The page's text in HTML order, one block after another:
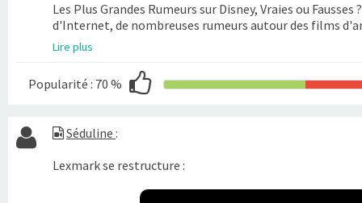
Les Plus Grandes Rumeurs sur Disney, Vraies ou
d'Internet, de nombreuses rumeurs autour des films
Lire plus
Popularité : 70 %
Séduline :
Lexmark se restructure :